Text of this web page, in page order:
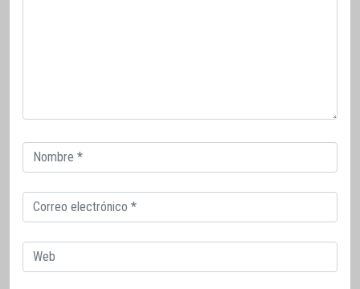
Correo
electrónico
Correo
electrónico
Web